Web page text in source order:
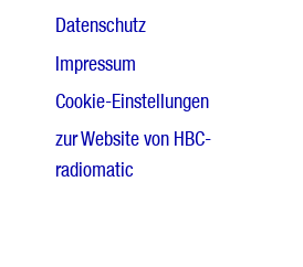
Datenschutz
Impressum
Cookie-Einstellungen
zur Website von HBC-
radiomatic